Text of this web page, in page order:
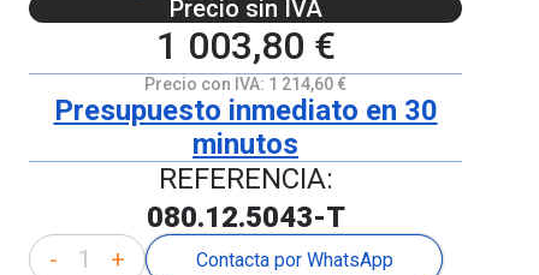
Precio sin IVA
1 003,80 €
Precio con IVA: 1 214,60 €
Presupuesto inmediato en 30
minutos
REFERENCIA:
080.12.5043-T
- + Contacta por WhatsApp